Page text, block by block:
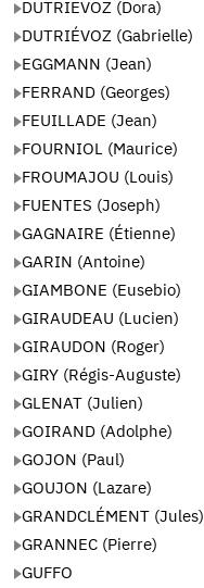
DUTRIEVOZ (Dora)
DUTRIÉVOZ (Gabrielle)
EGGMANN (Jean)
FERRAND (Georges)
FEUILLADE (Jean)
FOURNIOL (Maurice)
FROUMAJOU (Louis)
FUENTES (Joseph)
GAGNAIRE (Étienne)
GARIN (Antoine)
GIAMBONE (Eusebio)
GIRAUDEAU (Lucien)
GIRAUDON (Roger)
GIRY (Régis-Auguste)
GLENAT (Julien)
GOIRAND (Adolphe)
GOJON (Paul)
GOUJON (Lazare)
GRANDCLÉMENT (Jules)
GRANNEC (Pierre)
GUFFO